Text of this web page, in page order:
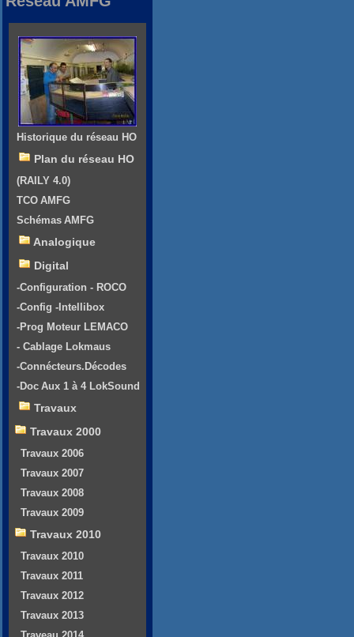
Historique du réseau HO
Plan du réseau HO
(RAILY 4.0)
TCO AMFG
Schémas AMFG
Analogique
Digital
-Configuration - ROCO
-Config -Intellibox
-Prog Moteur LEMACO
- Cablage Lokmaus
-Connécteurs.Décodes
-Doc Aux 1 à 4 LokSound
Travaux
Travaux 2000
Travaux 2006
Travaux 2007
Travaux 2008
Travaux 2009
Travaux 2010
Travaux 2010
Travaux 2011
Travaux 2012
Travaux 2013